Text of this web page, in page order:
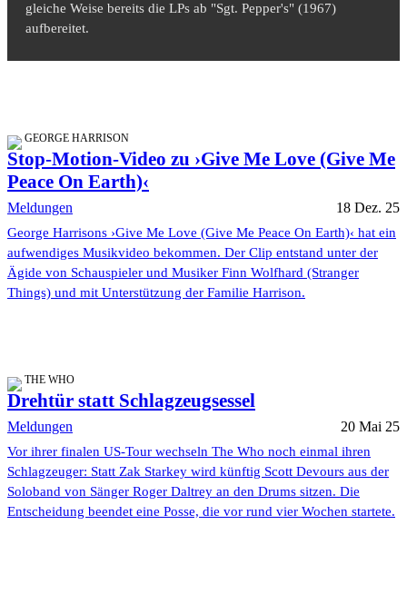
gleiche Weise bereits die LPs ab "Sgt. Pepper's" (1967)
aufbereitet.
GEORGE HARRISON
Stop-Motion-Video zu ›Give Me Love (Give Me
Peace On Earth)‹
Meldungen 18 Dez. 25
George Harrisons ›Give Me Love (Give Me Peace On Earth)‹ hat ein
aufwendiges Musikvideo bekommen. Der Clip entstand unter der
Ägide von Schauspieler und Musiker Finn Wolfhard (Stranger
Things) und mit Unterstützung der Familie Harrison.
THE WHO
Drehtür statt Schlagzeugsessel
Meldungen 20 Mai 25
Vor ihrer finalen US-Tour wechseln The Who noch einmal ihren
Schlagzeuger: Statt Zak Starkey wird künftig Scott Devours aus der
Soloband von Sänger Roger Daltrey an den Drums sitzen. Die
Entscheidung beendet eine Posse, die vor rund vier Wochen startete.